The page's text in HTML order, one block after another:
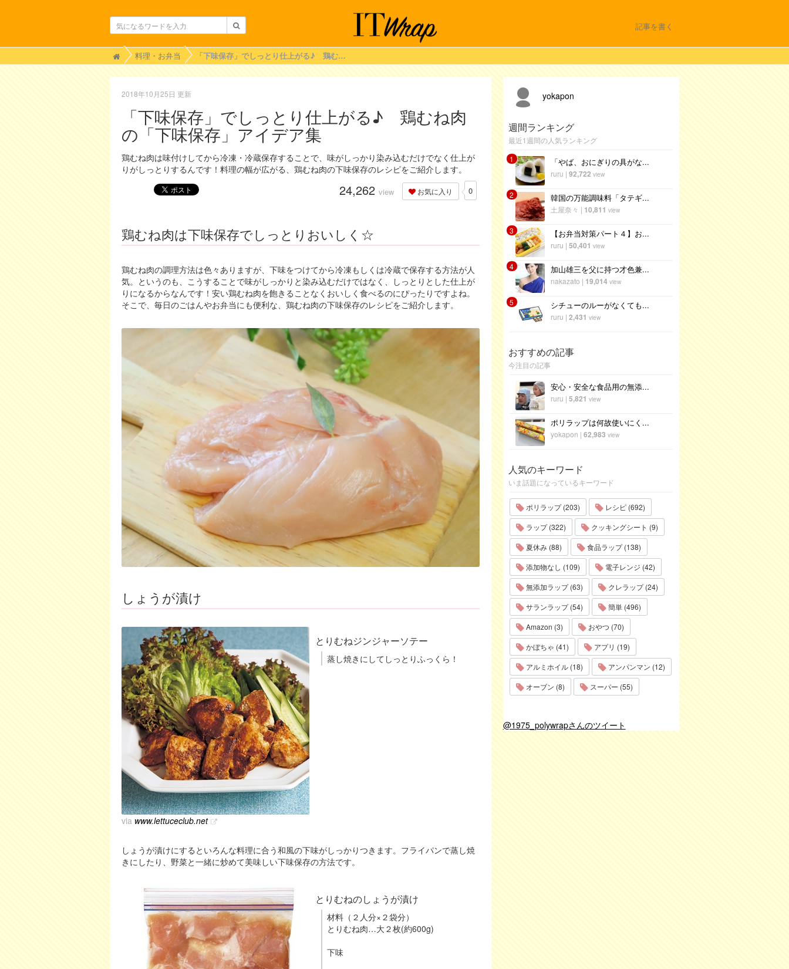
記事を書く
H
o
m
料理・お弁当 「下味保存」でしっとり仕上がる♪ 鶏むね肉の「下味保存」アイデア集
2018年10月25日 更新
「下味保存」でしっとり仕上がる♪ 鶏むね肉
の「下味保存」アイデア集
鶏むね肉は味付けしてから冷凍・冷蔵保存することで、味がしっかり染み込むだけでなく仕上が
りがしっとりするんです！料理の幅が広がる、鶏むね肉の下味保存のレシピをご紹介します。
24,262 view お気に入り 0
鶏むね肉は下味保存でしっとりおいしく☆
鶏むね肉の調理方法は色々ありますが、下味をつけてから冷凍もしくは冷蔵で保存する方法が人
気。というのも、こうすることで味がしっかりと染み込むだけではなく、しっとりとした仕上が
りになるからなんです！安い鶏むね肉を飽きることなくおいしく食べるのにぴったりですよね。
そこで、毎日のごはんやお弁当にも便利な、鶏むね肉の下味保存のレシピをご紹介します。
しょうが漬け
とりむねジンジャーソテー
蒸し焼きにしてしっとりふっくら！
via www.lettuceclub.net
しょうが漬けにするといろんな料理に合う和風の下味がしっかりつきます。フライパンで蒸し焼
きにしたり、野菜と一緒に炒めて美味しい下味保存の方法です。
とりむねのしょうが漬け
材料（２人分×２袋分）
とりむね肉…大２枚(約600g)
下味
yokapon
週間ランキング
最近1週間の人気ランキング
1
「やば、おにぎりの具がな...
ruru | 92,722 view
2 韓国の万能調味料「タテギ...
土屋奈々 | 10,811 view
3 【お弁当対策パート４】お...
ruru | 50,401 view
4 加山雄三を父に持つ才色兼...
nakazato | 19,014 view
5 シチューのルーがなくても...
ruru | 2,431 view
おすすめの記事
今注目の記事
安心・安全な食品用の無添...
ruru | 5,821 view
ポリラップは何故使いにく...
yokapon | 62,983 view
人気のキーワード
いま話題になっているキーワード
ポリラップ (203)
レシピ (692)
ラップ (322)
クッキングシート (9)
夏休み (88)
食品ラップ (138)
添加物なし (109)
電子レンジ (42)
無添加ラップ (63)
クレラップ (24)
サランラップ (54)
簡単 (496)
Amazon (3)
おやつ (70)
かぼちゃ (41)
アプリ (19)
アルミホイル (18)
アンパンマン (12)
オーブン (8)
スーパー (55)
@1975_polywrapさんのツイート